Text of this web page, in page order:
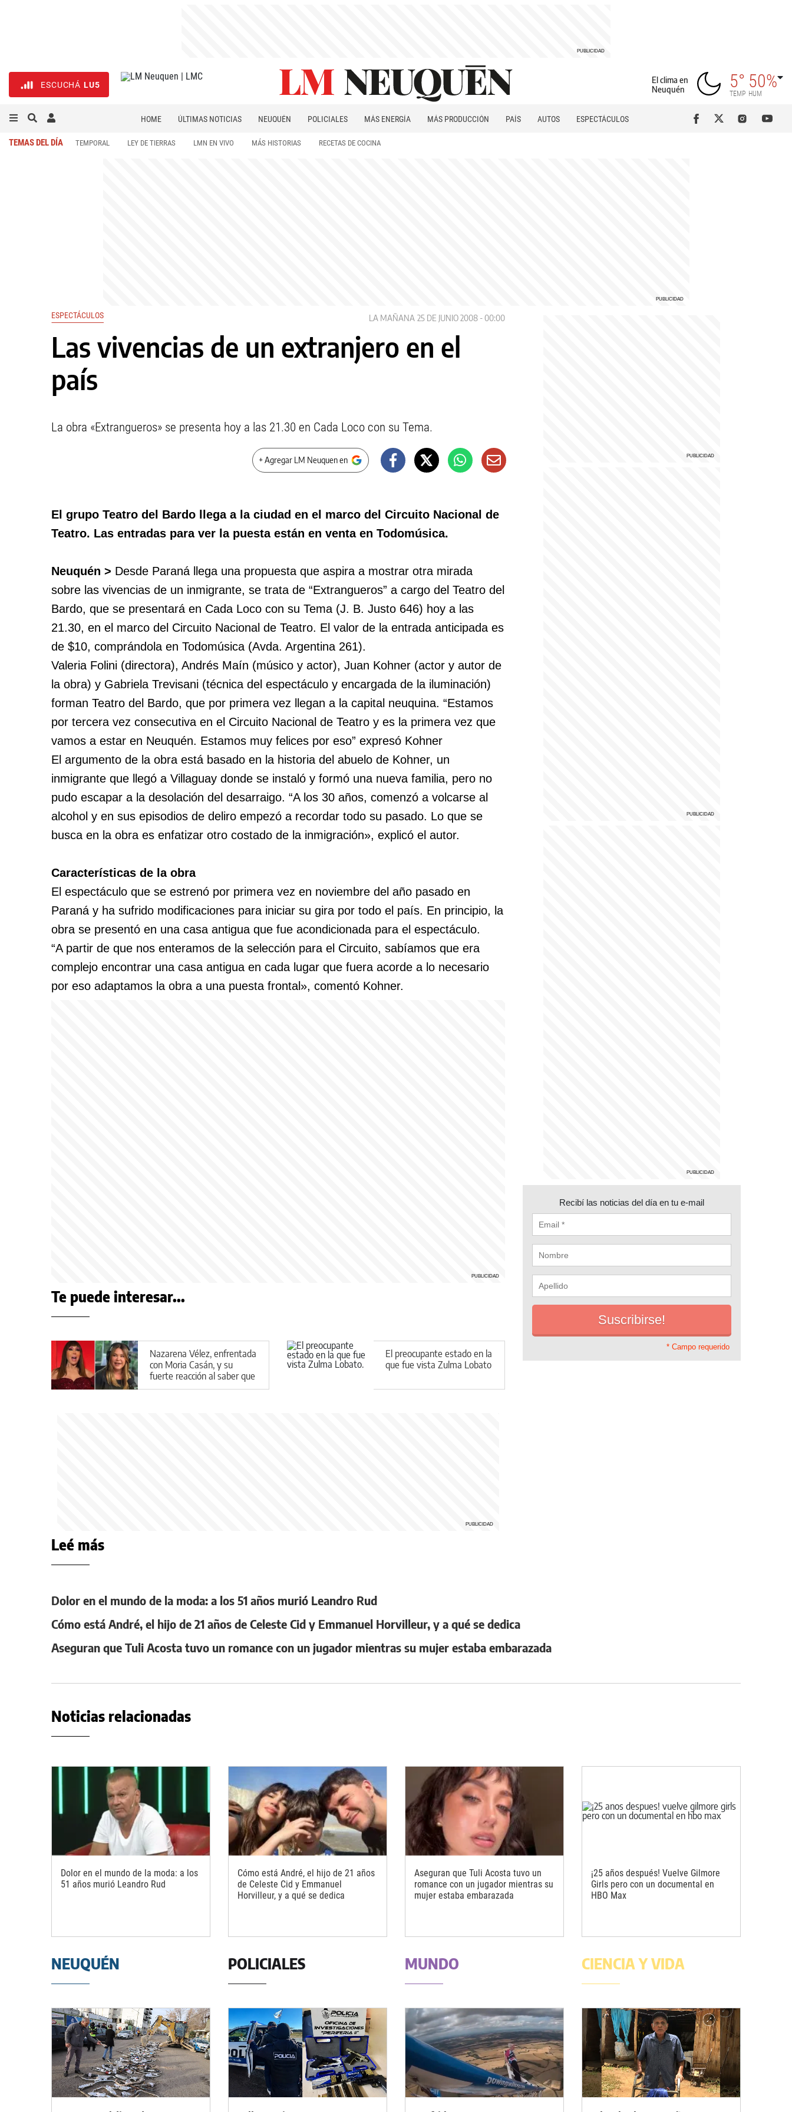
ESCUCHÁ LU5
El clima en
Neuquén
5°
TEMP
50%
HUM
HOME ÚLTIMAS NOTICIAS NEUQUÉN POLICIALES MÁS ENERGÍA MÁS PRODUCCIÓN PAÍS AUTOS
ESPECTÁCULOS
TEMAS DEL DÍA TEMPORAL LEY DE TIERRAS LMN EN VIVO MÁS HISTORIAS RECETAS DE COCINA
ESPECTÁCULOS LA MAÑANA 25 DE JUNIO 2008 - 00:00
Las vivencias de un extranjero en el
país
La obra «Extrangueros» se presenta hoy a las 21.30 en Cada Loco con su Tema.
+ Agregar LM Neuquen en
El grupo Teatro del Bardo llega a la ciudad en el marco del Circuito Nacional de
Teatro. Las entradas para ver la puesta están en venta en Todomúsica.
Neuquén > Desde Paraná llega una propuesta que aspira a mostrar otra mirada
sobre las vivencias de un inmigrante, se trata de “Extrangueros” a cargo del Teatro del
Bardo, que se presentará en Cada Loco con su Tema (J. B. Justo 646) hoy a las
21.30, en el marco del Circuito Nacional de Teatro. El valor de la entrada anticipada es
de $10, comprándola en Todomúsica (Avda. Argentina 261).
Valeria Folini (directora), Andrés Maín (músico y actor), Juan Kohner (actor y autor de
la obra) y Gabriela Trevisani (técnica del espectáculo y encargada de la iluminación)
forman Teatro del Bardo, que por primera vez llegan a la capital neuquina. “Estamos
por tercera vez consecutiva en el Circuito Nacional de Teatro y es la primera vez que
vamos a estar en Neuquén. Estamos muy felices por eso” expresó Kohner
El argumento de la obra está basado en la historia del abuelo de Kohner, un
inmigrante que llegó a Villaguay donde se instaló y formó una nueva familia, pero no
pudo escapar a la desolación del desarraigo. “A los 30 años, comenzó a volcarse al
alcohol y en sus episodios de deliro empezó a recordar todo su pasado. Lo que se
busca en la obra es enfatizar otro costado de la inmigración», explicó el autor.
Características de la obra
El espectáculo que se estrenó por primera vez en noviembre del año pasado en
Paraná y ha sufrido modificaciones para iniciar su gira por todo el país. En principio, la
obra se presentó en una casa antigua que fue acondicionada para el espectáculo.
“A partir de que nos enteramos de la selección para el Circuito, sabíamos que era
complejo encontrar una casa antigua en cada lugar que fuera acorde a lo necesario
por eso adaptamos la obra a una puesta frontal», comentó Kohner.
Te puede interesar...
Nazarena Vélez, enfrentada
con Moria Casán, y su
fuerte reacción al saber que
aparecería en la serie de la
El preocupante estado en la
que fue vista Zulma Lobato
Recibí las noticias del día en tu e-mail
* Campo requerido
Leé más
Dolor en el mundo de la moda: a los 51 años murió Leandro Rud
Cómo está André, el hijo de 21 años de Celeste Cid y Emmanuel Horvilleur, y a qué se dedica
Aseguran que Tuli Acosta tuvo un romance con un jugador mientras su mujer estaba embarazada
Noticias relacionadas
Dolor en el mundo de la moda: a los
51 años murió Leandro Rud
Cómo está André, el hijo de 21 años
de Celeste Cid y Emmanuel
Horvilleur, y a qué se dedica
Aseguran que Tuli Acosta tuvo un
romance con un jugador mientras su
mujer estaba embarazada
¡25 años después! Vuelve Gilmore
Girls pero con un documental en
HBO Max
NEUQUÉN POLICIALES MUNDO CIENCIA Y VIDA